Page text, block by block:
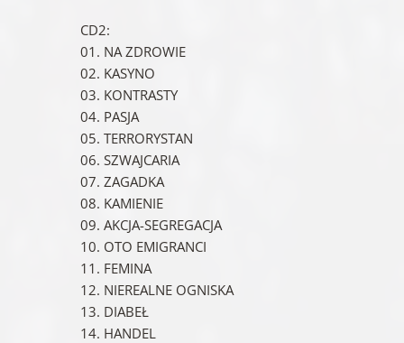
CD2:
01. NA ZDROWIE
02. KASYNO
03. KONTRASTY
04. PASJA
05. TERRORYSTAN
06. SZWAJCARIA
07. ZAGADKA
08. KAMIENIE
09. AKCJA-SEGREGACJA
10. OTO EMIGRANCI
11. FEMINA
12. NIEREALNE OGNISKA
13. DIABEŁ
14. HANDEL